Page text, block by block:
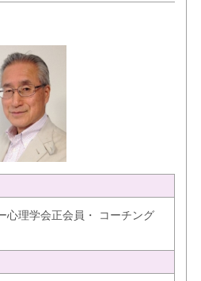
心理学会正会員・ コーチング